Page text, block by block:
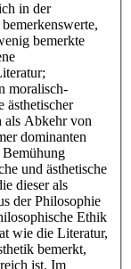
in der
bemerkte
moralisch-
ästhetischer
als Abkehr von
dominanten
Bemühung
und ästhetische
dieser als
der Philosophie
Ethik
wie die Literatur,
bemerkt,
ist. Im